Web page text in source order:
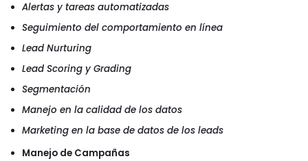
Alertas y tareas automatizadas
Seguimiento del comportamiento en línea
Lead Nurturing
Lead Scoring y Grading
Segmentación
Manejo en la calidad de los datos
Marketing en la base de datos de los leads
Manejo de Campañas